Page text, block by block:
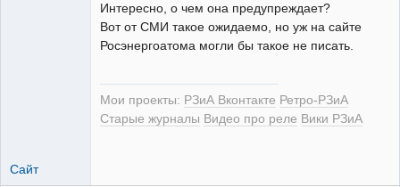
Интересно, о чем она предупреждает?
Вот от СМИ такое ожидаемо, но уж на сайте
Росэнергоатома могли бы такое не писать.
Мои проекты: РЗиА Вконтакте Ретро-РЗиА
Старые журналы Видео про реле Вики РЗиА
Сайт